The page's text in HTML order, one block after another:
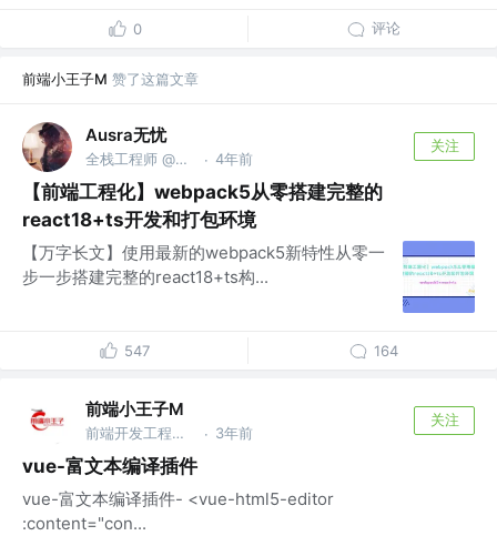
0 评论
前端小王子M 赞了这篇文章
Ausra无忧
全栈工程师 @成都 · 4年前
关注
【前端工程化】webpack5从零搭建完整的
react18+ts开发和打包环境
【万字长文】使用最新的webpack5新特性从零一
步一步搭建完整的react18+ts构...
547 164
前端小王子M
前端开发工程师 @阿里巴巴 · 3年前
关注
vue-富文本编译插件
vue-富文本编译插件- <vue-html5-editor
:content="con...